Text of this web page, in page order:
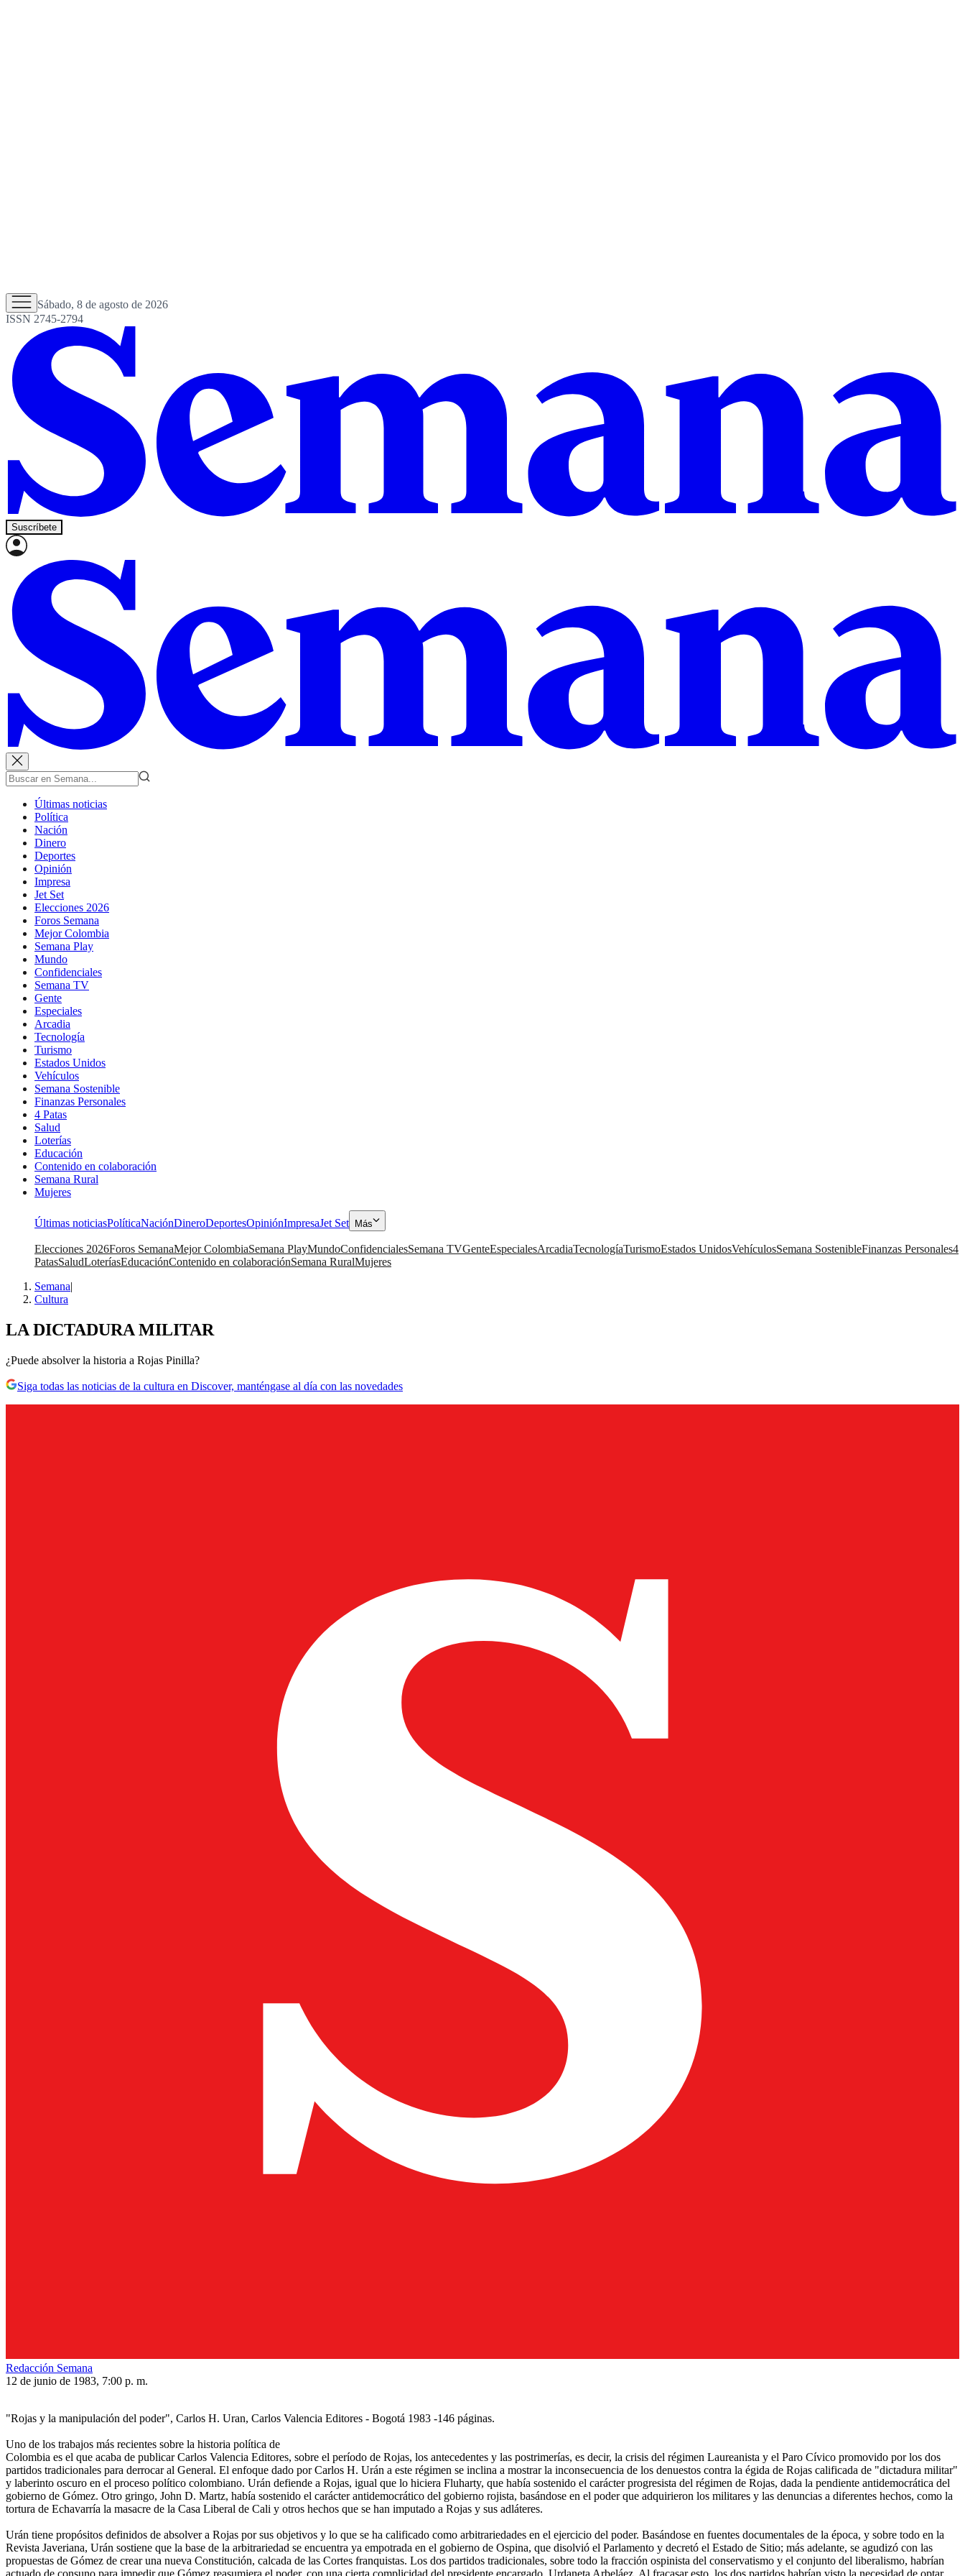
Sábado, 8 de agosto de 2026
ISSN 2745-2794
Suscríbete
Últimas noticias
Política
Nación
Dinero
Deportes
Opinión
Impresa
Jet Set
Elecciones 2026
Foros Semana
Mejor Colombia
Semana Play
Mundo
Confidenciales
Semana TV
Gente
Especiales
Arcadia
Tecnología
Turismo
Estados Unidos
Vehículos
Semana Sostenible
Finanzas Personales
4 Patas
Salud
Loterías
Educación
Contenido en colaboración
Semana Rural
Mujeres
Últimas noticiasPolíticaNaciónDineroDeportesOpiniónImpresaJet Set Más
Elecciones 2026Foros SemanaMejor ColombiaSemana PlayMundoConfidencialesSemana TVGenteEspecialesArcadiaTecnologíaTurismoEstados UnidosVehículosSemana SostenibleFinanzas Personales4
PatasSaludLoteríasEducaciónContenido en colaboraciónSemana RuralMujeres
Semana|
Cultura
LA DICTADURA MILITAR
¿Puede absolver la historia a Rojas Pinilla?
Siga todas las noticias de la cultura en Discover, manténgase al día con las novedades
Redacción Semana
12 de junio de 1983, 7:00 p. m.
"Rojas y la manipulación del poder", Carlos H. Uran, Carlos Valencia Editores - Bogotá 1983 -146 páginas.
Uno de los trabajos más recientes sobre la historia política de
Colombia es el que acaba de publicar Carlos Valencia Editores, sobre el período de Rojas, los antecedentes y las postrimerías, es decir, la crisis del régimen Laureanista y el Paro Cívico promovido por los dos
partidos tradicionales para derrocar al General. El enfoque dado por Carlos H. Urán a este régimen se inclina a mostrar la inconsecuencia de los denuestos contra la égida de Rojas calificada de "dictadura militar"
y laberinto oscuro en el proceso político colombiano. Urán defiende a Rojas, igual que lo hiciera Fluharty, que había sostenido el carácter progresista del régimen de Rojas, dada la pendiente antidemocrática del
gobierno de Gómez. Otro gringo, John D. Martz, había sostenido el carácter antidemocrático del gobierno rojista, basándose en el poder que adquirieron los militares y las denuncias a diferentes hechos, como la
tortura de Echavarría la masacre de la Casa Liberal de Cali y otros hechos que se han imputado a Rojas y sus adláteres.
Urán tiene propósitos definidos de absolver a Rojas por sus objetivos y lo que se ha calificado como arbitrariedades en el ejercicio del poder. Basándose en fuentes documentales de la época, y sobre todo en la
Revista Javeriana, Urán sostiene que la base de la arbitrariedad se encuentra ya empotrada en el gobierno de Ospina, que disolvió el Parlamento y decretó el Estado de Sitio; más adelante, se agudizó con las
propuestas de Gómez de crear una nueva Constitución, calcada de las Cortes franquistas. Los dos partidos tradicionales, sobre todo la fracción ospinista del conservatismo y el conjunto del liberalismo, habrían
actuado de consuno para impedir que Gómez reasumiera el poder, con una cierta complicidad del presidente encargado, Urdaneta Arbeláez. Al fracasar esto, los dos partidos habrían visto la necesidad de optar